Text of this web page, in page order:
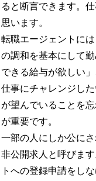
ると断言できます。
思います。
転職エージェントに
の調和を基本にして
できる給与が欲しい
仕事にチャレンジし
が望んでいることを
が重要です。
一部の人にしか公に
非公開求人と呼びま
トへの登録申請をし